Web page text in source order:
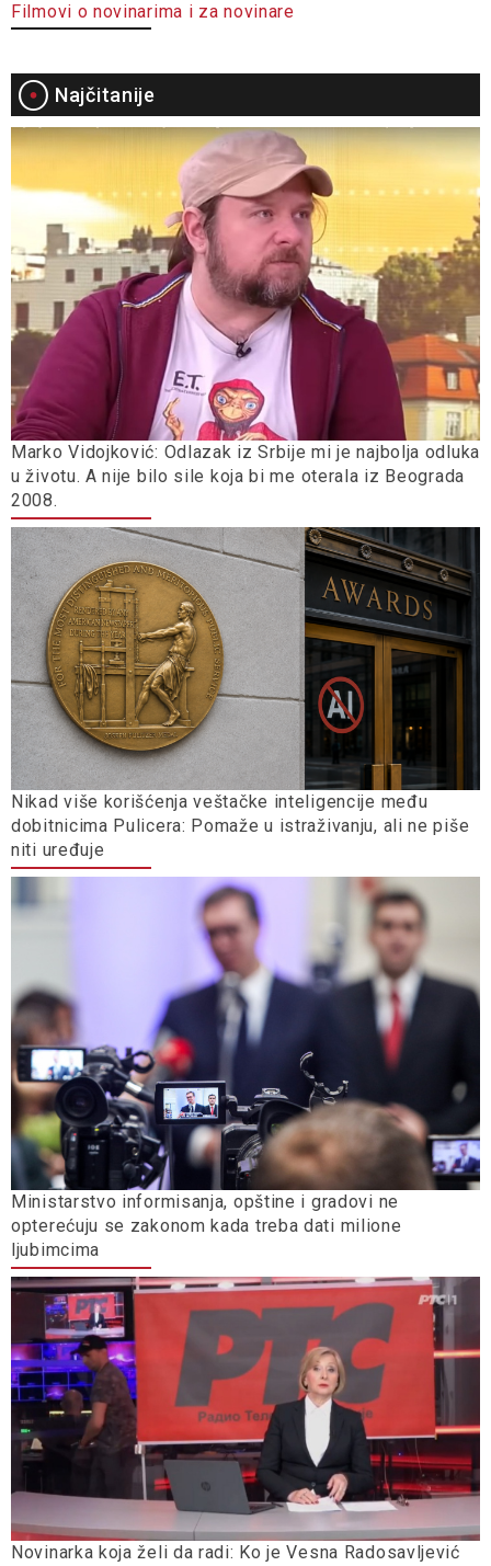
Filmovi o novinarima i za novinare
Najčitanije
Marko Vidojković: Odlazak iz Srbije mi je najbolja odluka
u životu. A nije bilo sile koja bi me oterala iz Beograda
2008.
Nikad više korišćenja veštačke inteligencije među
dobitnicima Pulicera: Pomaže u istraživanju, ali ne piše
niti uređuje
Ministarstvo informisanja, opštine i gradovi ne
opterećuju se zakonom kada treba dati milione
ljubimcima
Novinarka koja želi da radi: Ko je Vesna Radosavljević